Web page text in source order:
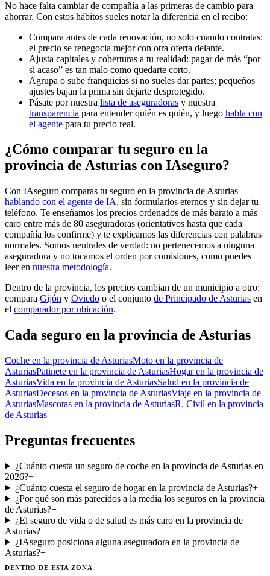
No hace falta cambiar de compañía a las primeras de cambio para
ahorrar. Con estos hábitos sueles notar la diferencia en el recibo:
Compara antes de cada renovación, no solo cuando contratas:
el precio se renegocia mejor con otra oferta delante.
Ajusta capitales y coberturas a tu realidad: pagar de más “por
si acaso” es tan malo como quedarte corto.
Agrupa o sube franquicias si no sueles dar partes; pequeños
ajustes bajan la prima sin dejarte desprotegido.
Pásate por nuestra lista de aseguradoras y nuestra
transparencia para entender quién es quién, y luego habla con
el agente para tu precio real.
¿Cómo comparar tu seguro en la
provincia de Asturias con IAseguro?
Con IAseguro comparas tu seguro en la provincia de Asturias
hablando con el agente de IA, sin formularios eternos y sin dejar tu
teléfono. Te enseñamos los precios ordenados de más barato a más
caro entre más de 80 aseguradoras (orientativos hasta que cada
compañía los confirme) y te explicamos las diferencias con palabras
normales. Somos neutrales de verdad: no pertenecemos a ninguna
aseguradora y no tocamos el orden por comisiones, como puedes
leer en nuestra metodología.
Dentro de la provincia, los precios cambian de un municipio a otro:
compara Gijón y Oviedo o el conjunto de Principado de Asturias en
el comparador por ubicación.
Cada seguro en la provincia de Asturias
Coche en la provincia de AsturiasMoto en la provincia de
AsturiasPatinete en la provincia de AsturiasHogar en la provincia de
AsturiasVida en la provincia de AsturiasSalud en la provincia de
AsturiasDecesos en la provincia de AsturiasViaje en la provincia de
AsturiasMascotas en la provincia de AsturiasR. Civil en la provincia
de Asturias
Preguntas frecuentes
¿Cuánto cuesta un seguro de coche en la provincia de Asturias en
2026?+
¿Cuánto cuesta el seguro de hogar en la provincia de Asturias?+
¿Por qué son más parecidos a la media los seguros en la provincia
de Asturias?+
¿El seguro de vida o de salud es más caro en la provincia de
Asturias?+
¿IAseguro posiciona alguna aseguradora en la provincia de
Asturias?+
DENTRO DE ESTA ZONA